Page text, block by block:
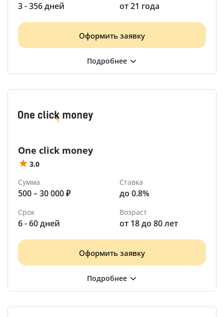
3 - 356 дней от 21 года
Оформить заявку
One click money
3.0
Сумма
500 – 30 000 ₽
Ставка
до 0.8%
Срок
6 - 60 дней
Возраст
от 18 до 80 лет
Оформить заявку